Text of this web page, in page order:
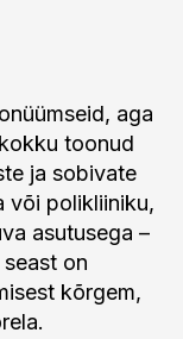
aga
toonud
ja sobivate
või polikliiniku,
asutusega –
on
kõrgem,